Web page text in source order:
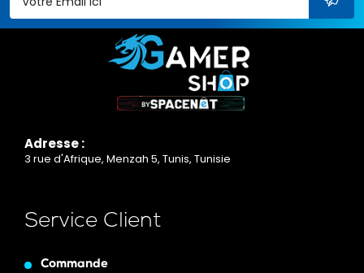
Adresse :
3 rue d'Afrique, Menzah 5, Tunis, Tunisie
Service Client
Commande